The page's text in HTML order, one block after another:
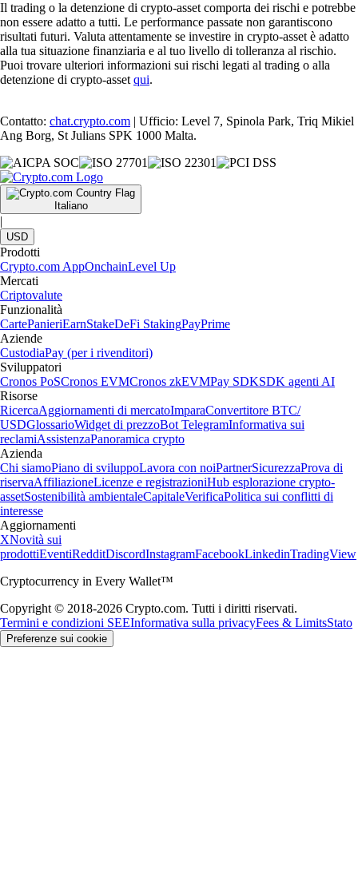
Il trading o la detenzione di crypto-asset comporta dei rischi e potrebbe
non essere adatto a tutti. Le performance passate non garantiscono
risultati futuri. Valuta attentamente se investire in crypto-asset è adatto
alla tua situazione finanziaria e al tuo livello di tolleranza al rischio.
Puoi trovare ulteriori informazioni sui rischi legati al trading o alla
detenzione di crypto-asset qui.
Contatto: chat.crypto.com | Ufficio: Level 7, Spinola Park, Triq Mikiel
Ang Borg, St Julians SPK 1000 Malta.
Italiano
|
USD
Prodotti
Crypto.com AppOnchainLevel Up
Mercati
Criptovalute
Funzionalità
CartePanieriEarnStakeDeFi StakingPayPrime
Aziende
CustodiaPay (per i rivenditori)
Sviluppatori
Cronos PoSCronos EVMCronos zkEVMPay SDKSDK agenti AI
Risorse
RicercaAggiornamenti di mercatoImparaConvertitore BTC/
USDGlossarioWidget di prezzoBot TelegramInformativa sui
reclamiAssistenzaPanoramica crypto
Azienda
Chi siamoPiano di sviluppoLavora con noiPartnerSicurezzaProva di
riservaAffiliazioneLicenze e registrazioniHub esplorazione crypto-
assetSostenibilità ambientaleCapitaleVerificaPolitica sui conflitti di
interesse
Aggiornamenti
XNovità sui
prodottiEventiRedditDiscordInstagramFacebookLinkedinTradingView
Cryptocurrency in Every Wallet™
Copyright © 2018-2026 Crypto.com. Tutti i diritti riservati.
Termini e condizioni SEEInformativa sulla privacyFees & LimitsStato
Preferenze sui cookie